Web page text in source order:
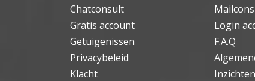
Chatconsult
Gratis account
Login
Getuigenissen
F.A.Q
Privacybeleid
Klacht
Inzichten